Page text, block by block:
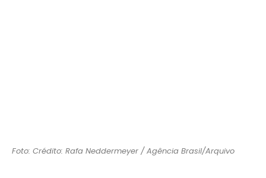
Foto: Crédito: Rafa Neddermeyer / Agência Brasil/Arquivo